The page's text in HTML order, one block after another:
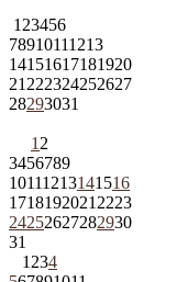
1 23456
78910111213
14151617181920
21 222324252627
28293031
1 2
3456789
10111213141516
1718192021 2223
24252627282930
31
1 234